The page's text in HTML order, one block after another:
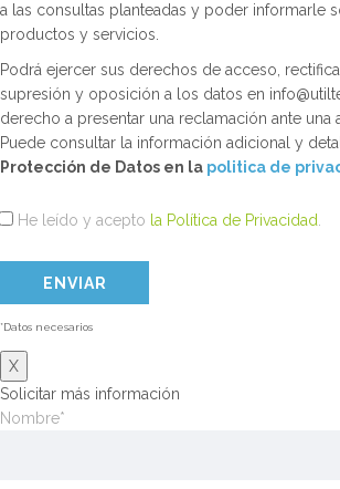
a las consultas planteadas y poder informarle
productos y servicios.
Podrá ejercer sus derechos de acceso,
supresión y oposición a los datos en
derecho a presentar una reclamación ante una
Puede consultar la información adicional y
Protección de Datos en la politica de
He leído y acepto la Política de Privacidad
*Datos necesarios
X
Solicitar más información
Nombre*